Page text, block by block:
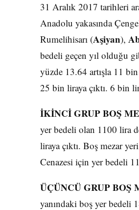
31 Aralık 2017 tarihleri
Anadolu yakasında
Rumelihisarı (Aşiyan),
bedeli geçen yıl olduğu
yüzde 13.64 artışla 11
25 bin liraya çıktı. 6 bin
İKİNCİ GRUP BOŞ
yer bedeli olan 1100 lira
liraya çıktı. Boş mezar
Cenazesi için yer bedeli
ÜÇÜNCÜ GRUP
yanındaki boş yer bedeli